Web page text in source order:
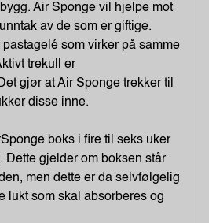
Air Sponge vil hjelpe mot
av de som er giftige.
som virker på samme
trekull er
gjør at Air Sponge trekker til
disse inne.
boks i fire til seks uker
Dette gjelder om boksen står
men dette er da selvfølgelig
lukt som skal absorberes og